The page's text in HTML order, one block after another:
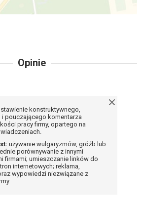
Opinie
konstruktywnego,
pouczającego komentarza
pracy firmy, opartego na
używanie wulgaryzmów, gróźb lub
porównywanie z innymi
firmami; umieszczanie linków do
internetowych; reklama,
wypowiedzi niezwiązane z